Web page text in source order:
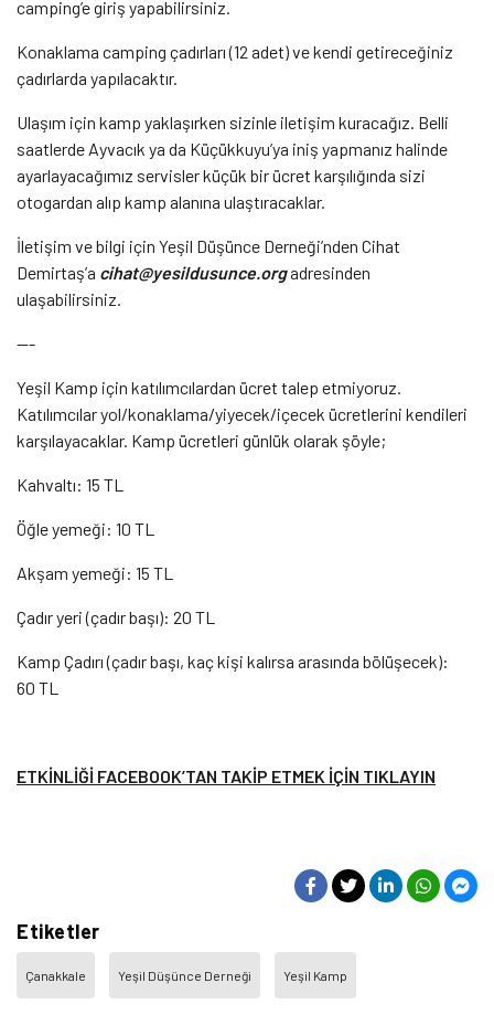
camping’e giriş yapabilirsiniz.
Konaklama camping çadırları (12 adet) ve kendi getireceğiniz
çadırlarda yapılacaktır.
Ulaşım için kamp yaklaşırken sizinle iletişim kuracağız. Belli
saatlerde Ayvacık ya da Küçükkuyu’ya iniş yapmanız halinde
ayarlayacağımız servisler küçük bir ücret karşılığında sizi
otogardan alıp kamp alanına ulaştıracaklar.
İletişim ve bilgi için Yeşil Düşünce Derneği’nden Cihat
Demirtaş’a cihat@yesildusunce.orgadresinden
ulaşabilirsiniz.
—-
Yeşil Kamp için katılımcılardan ücret talep etmiyoruz.
Katılımcılar yol/konaklama/yiyecek/içecek ücretlerini kendileri
karşılayacaklar. Kamp ücretleri günlük olarak şöyle;
Kahvaltı: 15 TL
Öğle yemeği: 10 TL
Akşam yemeği: 15 TL
Çadır yeri (çadır başı): 20 TL
Kamp Çadırı (çadır başı, kaç kişi kalırsa arasında bölüşecek):
60 TL
ETKİNLİĞİ FACEBOOK’TAN TAKİP ETMEK İÇİN TIKLAYIN
Etiketler
Çanakkale Yeşil Düşünce Derneği Yeşil Kamp